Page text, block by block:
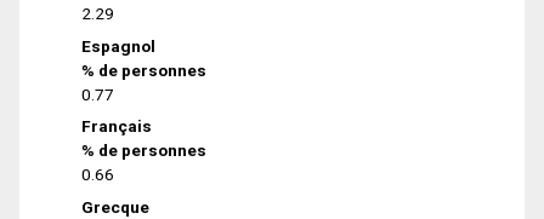
2.29
Espagnol
% de personnes
0.77
Français
% de personnes
0.66
Grecque